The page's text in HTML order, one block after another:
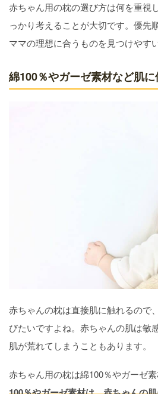
赤ちゃん用の枕の選び方は何を重視
っかり考えることが大切です。優先
ママの理想に合うものを見つけやす
綿100％やガーゼ素材など肌
赤ちゃんの枕は直接肌に触れるので
びたいですよね。赤ちゃんの肌は敏
肌が荒れてしまうこともあります。
赤ちゃん用の枕は綿100％やガーゼ素